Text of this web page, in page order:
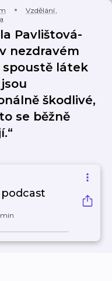
Vzdělání,
Pavlištová-
nezdravém
spoustě látek
škodlivé,
se běžně